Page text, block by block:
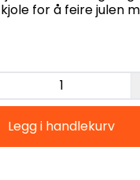
for å feire julen
matcher nisseluen,
kjolen med den
gjennomsiktige blå